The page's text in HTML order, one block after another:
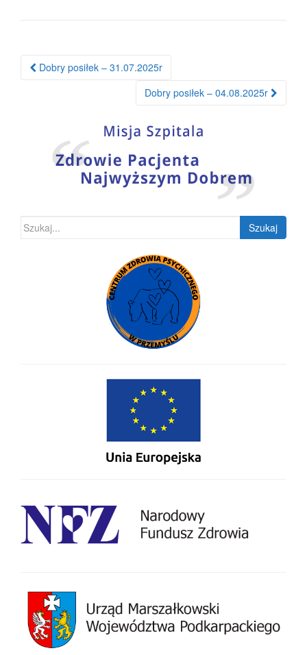
Nawigacja
Dobry posiłek – 31.07.2025r
Dobry posiłek – 04.08.2025r
Szukaj: